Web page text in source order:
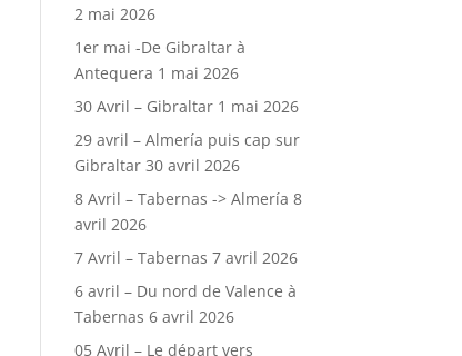
2 mai 2026
1er mai -De Gibraltar à
Antequera 1 mai 2026
30 Avril – Gibraltar 1 mai 2026
29 avril – Almería puis cap sur
Gibraltar 30 avril 2026
8 Avril – Tabernas -> Almería 8
avril 2026
7 Avril – Tabernas 7 avril 2026
6 avril – Du nord de Valence à
Tabernas 6 avril 2026
05 Avril – Le départ vers